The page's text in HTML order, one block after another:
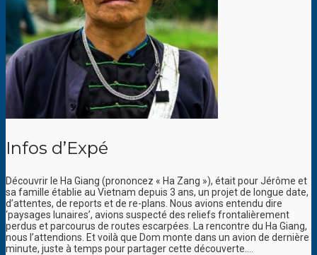
Infos d’Expé
Découvrir le Ha Giang (prononcez « Ha Zang »), était pour Jérôme et
sa famille établie au Vietnam depuis 3 ans, un projet de longue date,
d’attentes, de reports et de re-plans. Nous avions entendu dire
‘paysages lunaires’, avions suspecté des reliefs frontalièrement
perdus et parcourus de routes escarpées. La rencontre du Ha Giang,
nous l’attendions. Et voilà que Dom monte dans un avion de dernière
minute, juste à temps pour partager cette découverte….